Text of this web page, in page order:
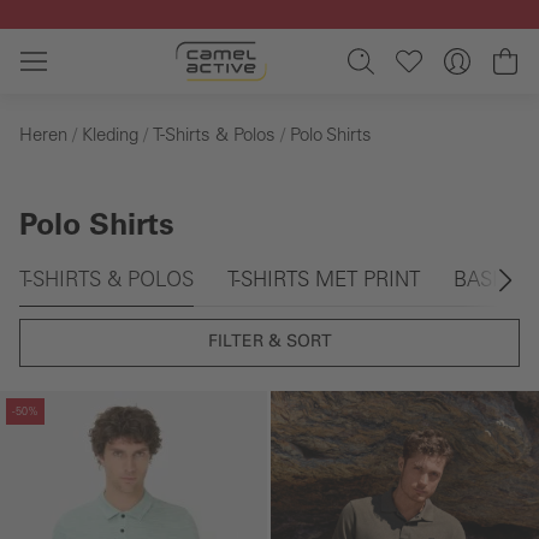
Ga naar de hoofdinhoud
Heren Kleding T-Shirts & Polos Polo Shirts
Polo Shirts
Galerie overslaan
T-SHIRTS & POLOS T-SHIRTS MET PRINT BASIC T-
FILTER & SORT
-50%
overslaan